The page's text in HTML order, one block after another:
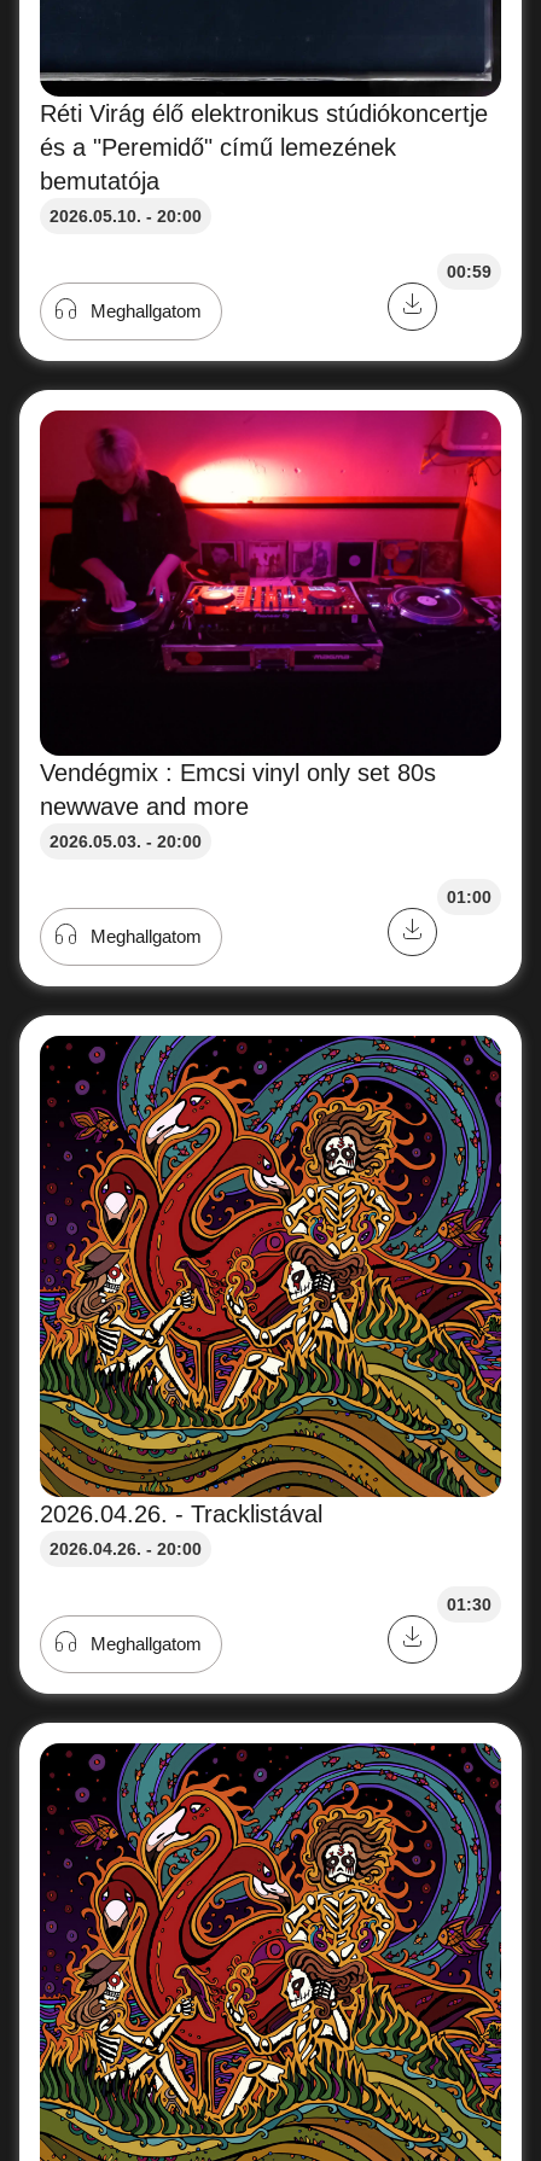
Réti Virág élő elektronikus stúdiókoncertje
és a "Peremidő" című lemezének
bemutatója
2026.05.10. - 20:00
00:59
Meghallgatom
Vendégmix : Emcsi vinyl only set 80s
newwave and more
2026.05.03. - 20:00
01:00
Meghallgatom
2026.04.26. - Tracklistával
2026.04.26. - 20:00
01:30
Meghallgatom